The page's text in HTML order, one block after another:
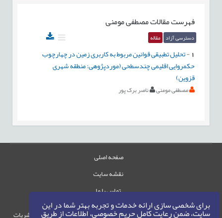
برای شخصی سازی ارائه خدمات و تجربه بهتر شما در این
سایت، ضمن رعایت کامل حریم خصوصی، اطلاعات از طریق
فهرست مقالاتمصطفی مومنی
دسترسی آزاد مقاله
-تحلیل تطبیقی قوانین مربوط به کاربری زمین در چهارچوب
حکمروایی اقلیمی چندسطحی (موردپژوهی: منطقه شهری
قزوین)
مصطفی مومنی ناصر برک پور
صفحه اصلی
نقشه سایت
تماس با ما
حقوق این وب‌سایت متعلق به سامانه مدیریت نشریات